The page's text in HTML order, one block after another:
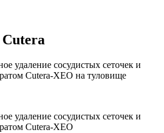
удаление сосудистых сеточек и
Cutera-XEO на туловище
удаление сосудистых сеточек и
Cutera-XEO